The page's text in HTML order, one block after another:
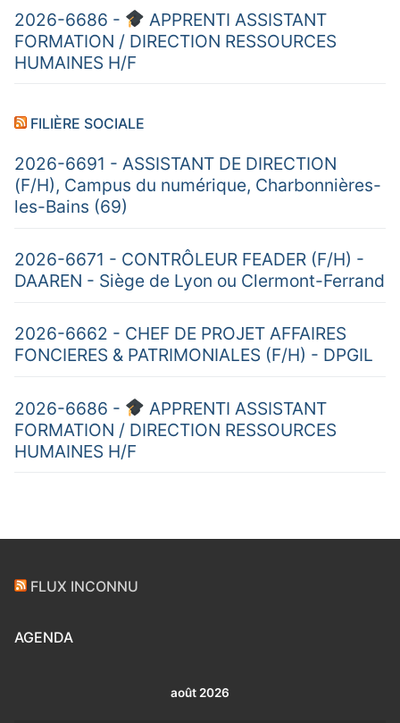
2026-6686 -
APPRENTI ASSISTANT
FORMATION / DIRECTION RESSOURCES
HUMAINES H/F
FILIÈRE SOCIALE
2026-6691 - ASSISTANT DE DIRECTION
(F/H), Campus du numérique, Charbonnières-
les-Bains (69)
2026-6671 - CONTRÔLEUR FEADER (F/H) -
DAAREN - Siège de Lyon ou Clermont-Ferrand
2026-6662 - CHEF DE PROJET AFFAIRES
FONCIERES & PATRIMONIALES (F/H) - DPGIL
2026-6686 -
APPRENTI ASSISTANT
FORMATION / DIRECTION RESSOURCES
HUMAINES H/F
FLUX INCONNU
AGENDA
août 2026